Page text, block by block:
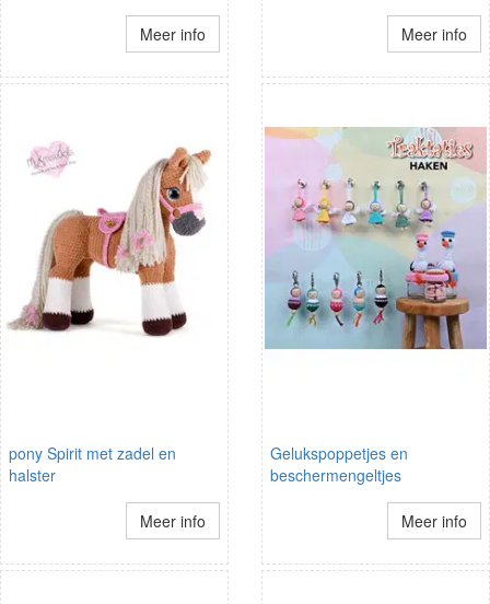
Meer info Meer info
pony Spirit met zadel en
halster
Meer info
Gelukspoppetjes en
beschermengeltjes
Meer info